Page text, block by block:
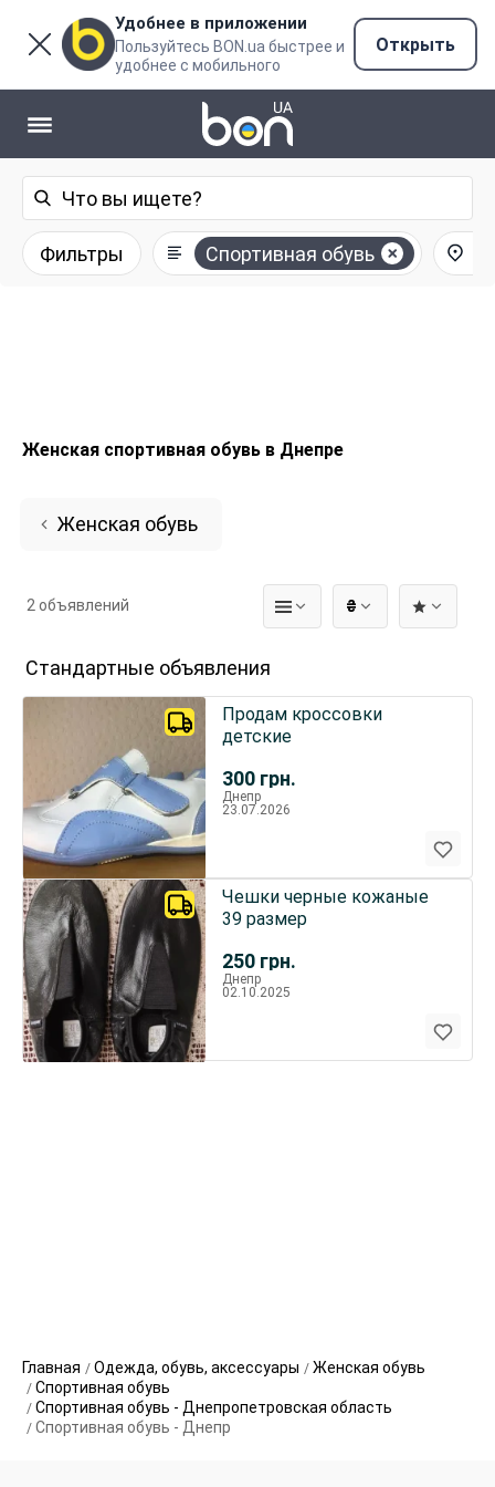
Удобнее в приложении
Пользуйтесь BON.ua быстрее и
удобнее с мобильного
Открыть
Фильтры Спортивная обувь
Женская спортивная обувь в Днепре
Женская обувь
₴
2 объявлений
Стандартные объявления
300 грн.
Продам кроссовки
детские
Днепр
23.07.2026
250 грн.
Чешки черные кожаные
39 размер
Днепр
02.10.2025
Главная Одежда, обувь, аксессуары
Женская обувь
Спортивная обувь
Спортивная обувь - Днепропетровская область
Спортивная обувь - Днепр